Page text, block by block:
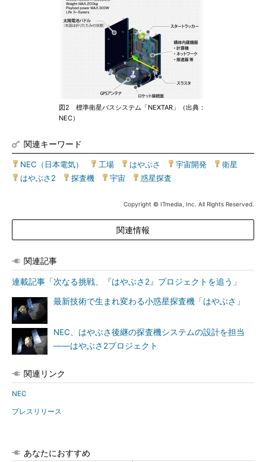
図2 標準衛星バスシステム「NEXTAR」（出典：
NEC）
関連キーワード
NEC（日本電気） 工場 はやぶさ 宇宙開発 衛星
はやぶさ2
探査機 宇宙 惑星探査
Copyright © ITmedia, Inc. All Rights Reserved.
関連情報
関連記事
連載記事「次なる挑戦、『はやぶさ2』プロジェクトを追う」
最新技術で生まれ変わる小惑星探査機「はやぶさ」
NEC、はやぶさ後継の探査機システムの設計を担当
――はやぶさ2プロジェクト
関連リンク
NEC
プレスリリース
あなたにおすすめ